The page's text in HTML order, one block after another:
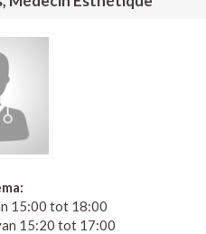
15:00 tot 18:00
15:20 tot 17:00